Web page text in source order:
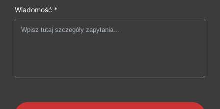
Wiadomość *